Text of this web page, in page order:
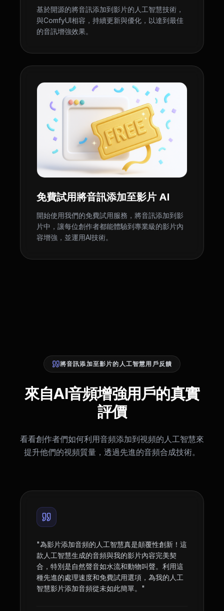
基於開源的將音訊添加到影片的人工智慧技術，
與ComfyUI相容，持續更新與優化，以達到最佳
的音訊增強效果。
免費試用將音訊添加至影片 AI
開始使用我們的免費試用服務，將音訊添加到影
片中，讓每位創作者都能體驗到專業級的影片內
容增強，並運用AI技術。
將音訊添加至影片的人工智慧用戶反饋
來自AI音頻增強用戶的真實
評價
看看創作者們如何利用音頻添加到視頻的人工智慧來
提升他們的視頻質量，透過先進的音頻合成技術。
"為影片添加音頻的人工智慧真是顛覆性創新！這
款人工智慧生成的音頻與我的影片內容完美契
合，特別是自然聲音如水流和動物叫聲。利用這
種先進的處理速度和免費試用選項，為我的人工
智慧影片添加音頻從未如此簡單。 "